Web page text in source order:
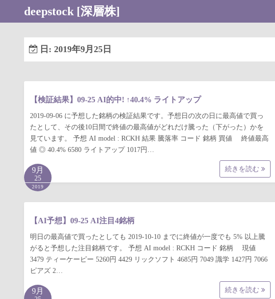
deepstock [深層株]
日: 2019年9月25日
【検証結果】09-25 AI的中! ↑40.4% ライトアップ
2019-09-06 に予想した銘柄の検証結果です。予想日の次の日に最高値で買っ
たとして、その後10日間で終値の最高値がどれだけ騰った（下がった）かを
見ています。 予想 AI model : RCKH 結果 騰落率 コード 銘柄 買値 終値最高
値 ◎ 40.4% 6580 ライトアップ 1017円…
続きを読む
9月
25
2019
【AI予想】09-25 AI注目4銘柄
明日の最高値で買ったとしても 2019-10-10 までに終値が一度でも 5% 以上騰
がると予想した注目銘柄です。 予想 AI model : RCKH コード 銘柄 現値
3479 ティーケーピー 5260円 4429 リックソフト 4685円 7049 識学 1427円 7066
ピアズ 2…
続きを読む
9月